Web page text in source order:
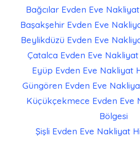
Bağcılar Evden Eve Nakliyat
Başakşehir Evden Eve
Beylikdüzü Evden Eve
Çatalca Evden Eve Nakliyat
Eyüp Evden Eve Nakliyat
Güngören Evden Eve
Küçükçekmece Evden Eve
Bölgesi
Şişli Evden Eve Nakliyat